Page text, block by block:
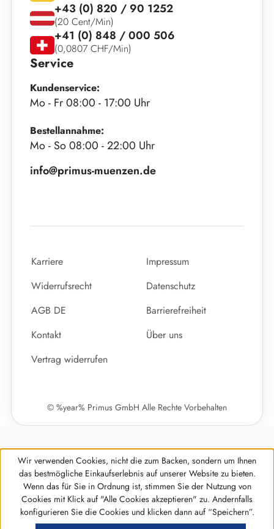
Service
Kundenservice:
Mo - Fr 08:00 - 17:00 Uhr
Bestellannahme:
Mo - So 08:00 - 22:00 Uhr
info@primus-muenzen.de
+43 (0) 820 / 90 1252
(20 Cent/Min)
+41 (0) 848 / 000 506
(0,0807 CHF/Min)
Karriere
Impressum
Widerrufsrecht
Datenschutz
AGB DE
Barrierefreiheit
Kontakt
Über uns
Vertrag widerrufen
© %year% Primus GmbH Alle Rechte Vorbehalten
Werkzeugleiste anzeigen
Wir verwenden Cookies, nicht die zum Backen, sondern um Ihnen
das bestmögliche Einkaufserlebnis auf unserer Website zu bieten.
Wenn das für Sie in Ordnung ist, stimmen Sie der Nutzung von
Cookies mit Klick auf "Alle Cookies akzeptieren" zu. Andernfalls
konfigurieren Sie die Cookies und klicken dann auf “Speichern”.